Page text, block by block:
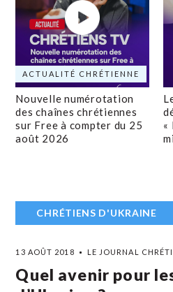
ACTUALITÉ CHRÉTIENNE
Nouvelle numérotation
des chaînes chrétiennes
sur Free à compter du 25
août 2026
«
CHRÉTIENS D'UKRAINE
13 AOÛT 2018 LE JOURNAL
Quel avenir pour